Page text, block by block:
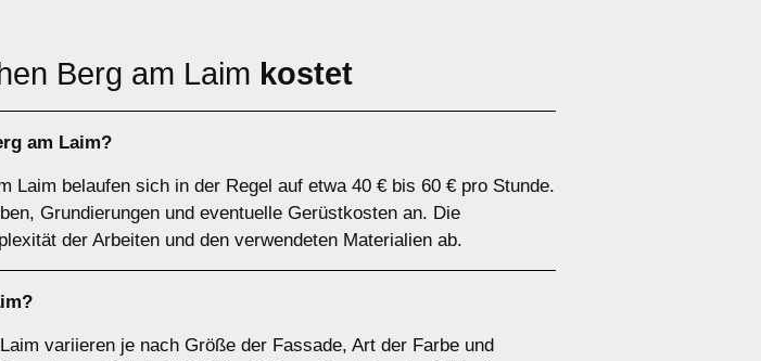
Berg am Laim kostet
am Laim?
Laim belaufen sich in der Regel auf etwa 40 € bis 60 € pro Stunde.
Grundierungen und eventuelle Gerüstkosten an. Die
der Arbeiten und den verwendeten Materialien ab.
variieren je nach Größe der Fassade, Art der Farbe und